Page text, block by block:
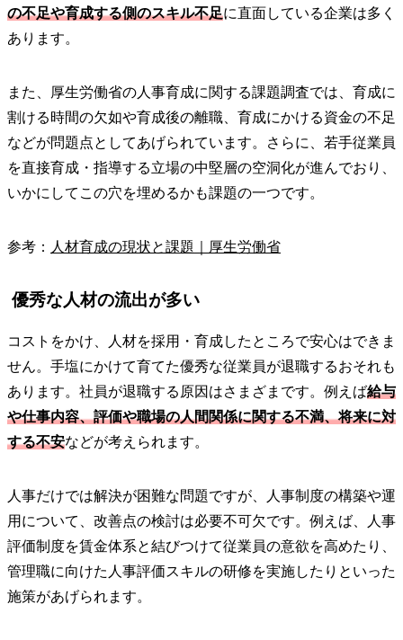
の不足や育成する側のスキル不足に直面している企業は多く
あります。
また、厚生労働省の人事育成に関する課題調査では、育成に
割ける時間の欠如や育成後の離職、育成にかける資金の不足
などが問題点としてあげられています。さらに、若手従業員
を直接育成・指導する立場の中堅層の空洞化が進んでおり、
いかにしてこの穴を埋めるかも課題の一つです。
参考： 人材育成の現状と課題｜厚生労働省
優秀な人材の流出が多い
コストをかけ、人材を採用・育成したところで安心はできま
せん。手塩にかけて育てた優秀な従業員が退職するおそれも
あります。社員が退職する原因はさまざまです。例えば給与
や仕事内容、評価や職場の人間関係に関する不満、将来に対
する不安などが考えられます。
人事だけでは解決が困難な問題ですが、人事制度の構築や運
用について、改善点の検討は必要不可欠です。例えば、人事
評価制度を賃金体系と結びつけて従業員の意欲を高めたり、
管理職に向けた人事評価スキルの研修を実施したりといった
施策があげられます。